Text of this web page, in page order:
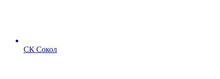
СК Сокол